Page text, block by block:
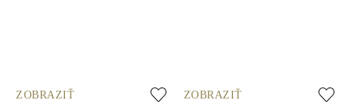
ZOBRAZIŤ ZOBRAZIŤ